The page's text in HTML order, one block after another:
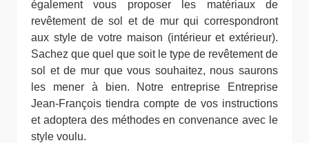
également vous proposer les matériaux de
revêtement de sol et de mur qui correspondront
aux style de votre maison (intérieur et extérieur).
Sachez que quel que soit le type de revêtement de
sol et de mur que vous souhaitez, nous saurons
les mener à bien. Notre entreprise Entreprise
Jean-François tiendra compte de vos instructions
et adoptera des méthodes en convenance avec le
style voulu.